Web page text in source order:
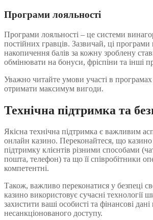
Програми лояльності
Програми лояльності – це системи
постійних гравців. Зазвичай, ці програми
накопичення балів за кожну зроблену
обмінювати на бонуси, фріспіни та інші
Уважно читайте умови участі в
отримати максимум вигоди.
Технічна підтримка та
Якісна технічна підтримка є важливим
онлайн казино. Переконайтеся, що
підтримку клієнтів різними способами
пошта, телефон) та що її співробітники
компетентні.
Також, важливо переконатися у безпеці
казино використовує сучасні технології
захистити ваші особисті та фінансові дані
несанкціонованого доступу.